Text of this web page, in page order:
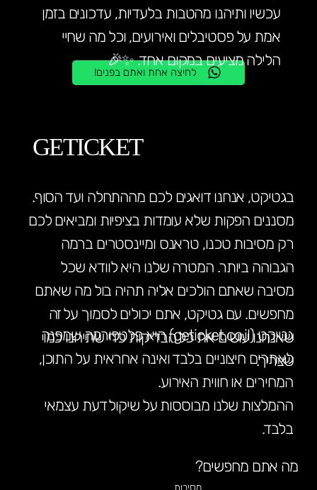
מה אתם מחפשים?
לחיצה אחת ואתם בפנים!
עכשיו ותיהנו מהטבות בלעדיות, עדכונים בזמן
אמת על פסטיבלים ואירועים, וכל מה שחיי
הלילה מציעים במקום אחד. ✨🎉
גטיקט (geticket.co.il) היא פלטפורמה שמפנה
לאתרים חיצוניים בלבד ואינה אחראית על התוכן,
המחירים או חווית האירוע.
ההמלצות שלנו מבוססות על שיקול דעת עצמאי
בלבד.
GETICKET
בגטיקט, אנחנו דואגים לכם מההתחלה ועד הסוף.
מסננים הפקות שלא עומדות בציפיות ומביאים לכם
רק מסיבות טכנו, טראנס ומיינסטרים ברמה
הגבוהה ביותר. המטרה שלנו היא לוודא שכל
מסיבה שאתם הולכים אליה תהיה בול מה שאתם
מחפשים. עם גטיקט, אתם יכולים לסמוך על זה
שאנחנו עושים את כל הבדיקות כדי שתיהנו כמו
שצריך.